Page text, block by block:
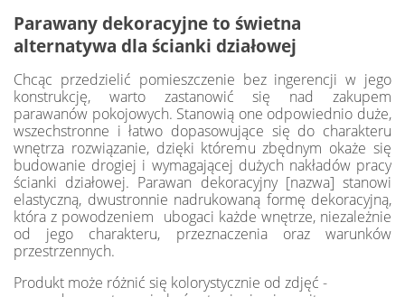
Parawany dekoracyjne to świetna
alternatywa dla ścianki działowej
Chcąc przedzielić pomieszczenie bez ingerencji w jego
konstrukcję, warto zastanowić się nad zakupem
parawanów pokojowych. Stanowią one odpowiednio duże,
wszechstronne i łatwo dopasowujące się do charakteru
wnętrza rozwiązanie, dzięki któremu zbędnym okaże się
budowanie drogiej i wymagającej dużych nakładów pracy
ścianki działowej. Parawan dekoracyjny [nazwa] stanowi
elastyczną, dwustronnie nadrukowaną formę dekoracyjną,
która z powodzeniem ubogaci każde wnętrze, niezależnie
od jego charakteru, przeznaczenia oraz warunków
przestrzennych.
Produkt może różnić się kolorystycznie od zdjęć -